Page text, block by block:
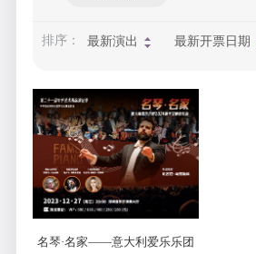
排序： 最新演出 最新开票日期
名琴·名家——意大利爱乐乐团